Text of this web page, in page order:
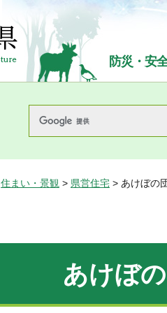
長野県Nagano Prefecture
防災・安
住まい・景観 > 県営住宅 > あけぼの
あけぼ